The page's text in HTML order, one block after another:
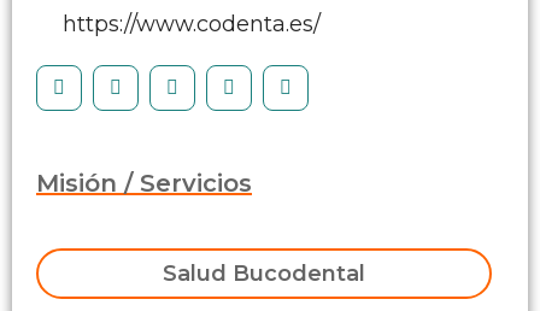
https://www.codenta.es/
Misión / Servicios
Salud Bucodental